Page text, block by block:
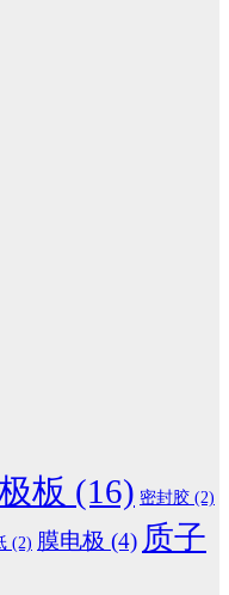
板 (16) 密封胶 (2)
(2) 膜电极 (4) 质子